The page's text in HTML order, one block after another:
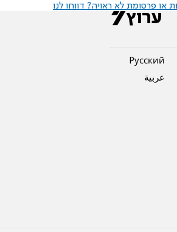
או פרסומת לא ראויה? דווחו לנו
Pусский
عربية